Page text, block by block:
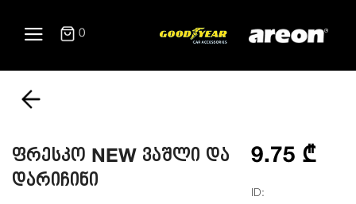
0
ფრესკო NEW ვაშლი და
დარიჩინი
9.75 ₾
ID: